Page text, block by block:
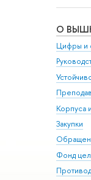
О
Цифры и
Корпуса
Закупки
Фонд